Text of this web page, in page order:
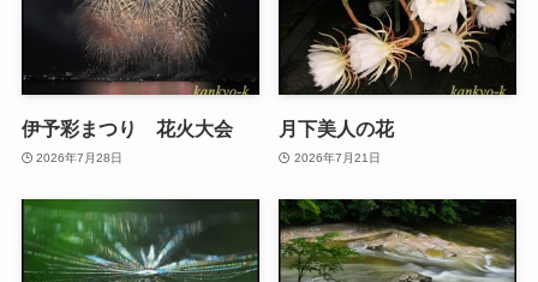
伊予彩まつり 花火大会
2026年7月28日
月下美人の花
2026年7月21日